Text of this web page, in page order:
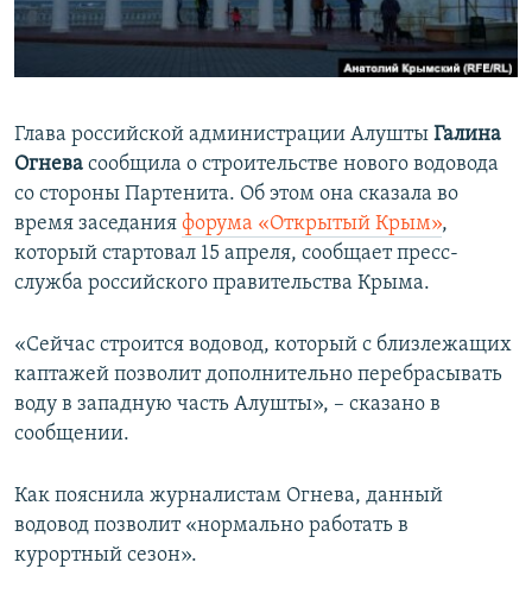
ПОБЕДИТЕЛЕЙ НЕ СУДЯТ?
УКРАИНСКАЯ ПРОБЛЕМА КРЫМА
ПРИСОЕДИНЯЙТЕСЬ!
Все сайты RFE/RL
Глава российской администрации Алушты Галина
Огнева сообщила о строительстве нового водовода
со стороны Партенита. Об этом она сказала во
время заседания форума «Открытый Крым»,
который стартовал 15 апреля, сообщает пресс-
служба российского правительства Крыма.
«Сейчас строится водовод, который с близлежащих
каптажей позволит дополнительно перебрасывать
воду в западную часть Алушты», – сказано в
сообщении.
Как пояснила журналистам Огнева, данный
водовод позволит «нормально работать в
курортный сезон».